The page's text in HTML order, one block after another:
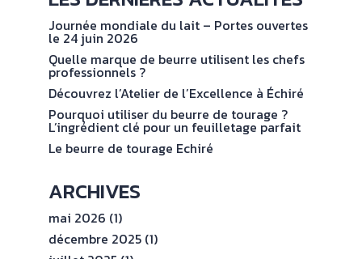
NOS
ENGAGEMENTS
ESPACE
PROFESSIONNEL
CONTACT
Journée mondiale du lait – Portes ouvertes
le 24 juin 2026
Quelle marque de beurre utilisent les chefs
professionnels ?
Découvrez l’Atelier de l’Excellence à Échiré
Pourquoi utiliser du beurre de tourage ?
L’ingrédient clé pour un feuilletage parfait
Le beurre de tourage Echiré
ARCHIVES
mai 2026 (1)
décembre 2025 (1)